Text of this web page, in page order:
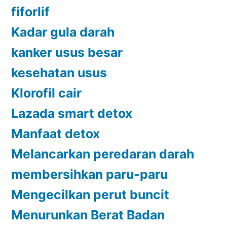
fiforlif
Kadar gula darah
kanker usus besar
kesehatan usus
Klorofil cair
Lazada smart detox
Manfaat detox
Melancarkan peredaran darah
membersihkan paru-paru
Mengecilkan perut buncit
Menurunkan Berat Badan